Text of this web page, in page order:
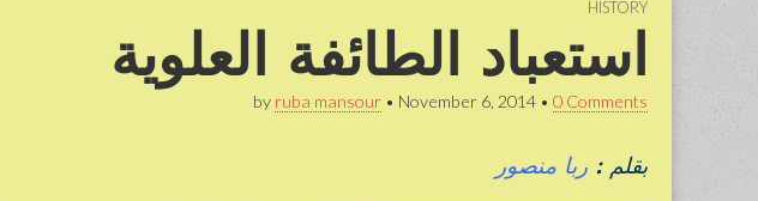
HISTORY
استعباد الطائفة العلوية
by ruba mansour • November 6, 2014 • 0 Comments
بقلم : ربا منصور